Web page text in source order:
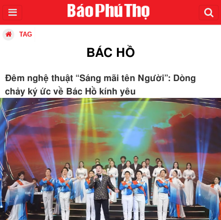
TAG
BÁC HỒ
Đêm nghệ thuật “Sáng mãi tên Người”: Dòng
chảy ký ức về Bác Hồ kính yêu